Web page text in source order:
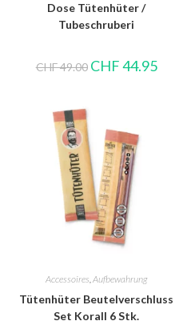
Dose Tütenhüter /
Tubeschruberi
CHF49.00 CHF44.95
Accessoires ,Aufbewahrung
Tütenhüter Beutelverschluss
Set Korall 6 Stk.